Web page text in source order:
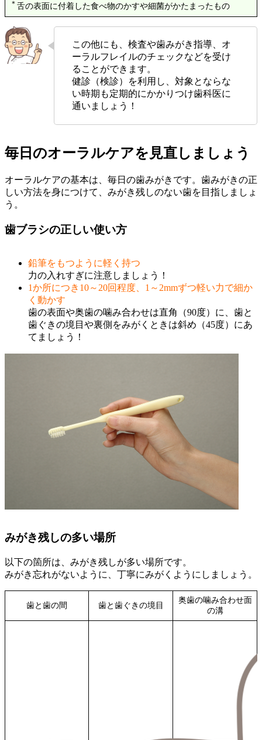
＊ 舌の表面に付着した食べ物のかすや細菌がかたまったもの
この他にも、検査や歯みがき指導、オ
ーラルフレイルのチェックなどを受け
ることができます。
健診（検診）を利用し、対象とならな
い時期も定期的にかかりつけ歯科医に
通いましょう！
毎日のオーラルケアを見直しましょう
オーラルケアの基本は、毎日の歯みがきです。歯みがきの正
しい方法を身につけて、みがき残しのない歯を目指しましょ
う。
歯ブラシの正しい使い方
鉛筆をもつように軽く持つ
力の入れすぎに注意しましょう！
1か所につき10～20回程度、1～2mmずつ軽い力で細か
く動かす
歯の表面や奥歯の噛み合わせは直角（90度）に、歯と
歯ぐきの境目や裏側をみがくときは斜め（45度）にあ
てましょう！
みがき残しの多い場所
以下の箇所は、みがき残しが多い場所です。
みがき忘れがないように、丁寧にみがくようにしましょう。
歯と歯の間 歯と歯ぐきの境目
奥歯の噛み合わせ面
の溝